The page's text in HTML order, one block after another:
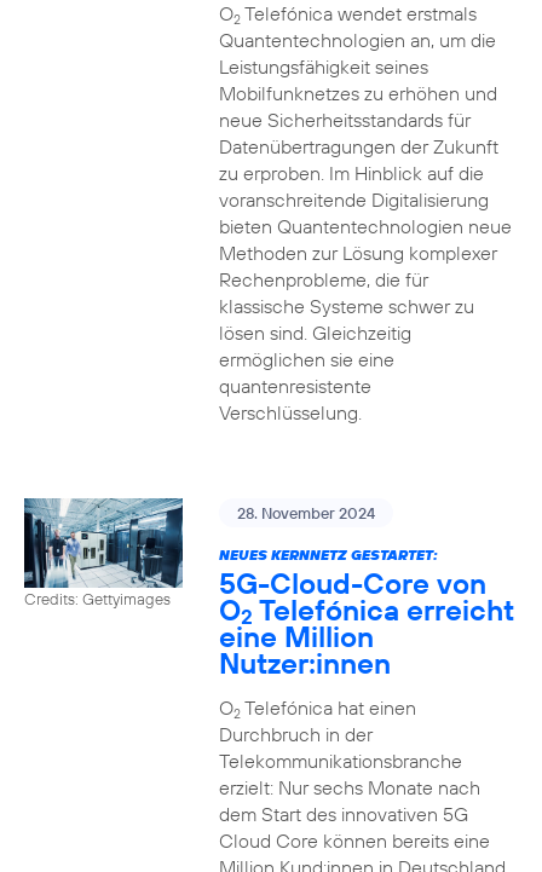
O2Telefónica wendet erstmals
Quantentechnologien an, um die
Leistungsfähigkeit seines
Mobilfunknetzes zu erhöhen und
neue Sicherheitsstandards für
Datenübertragungen der Zukunft
zu erproben. Im Hinblick auf die
voranschreitende Digitalisierung
bieten Quantentechnologien neue
Methoden zur Lösung komplexer
Rechenprobleme, die für
klassische Systeme schwer zu
lösen sind. Gleichzeitig
ermöglichen sie eine
quantenresistente
Verschlüsselung.
Credits: Gettyimages
28. November 2024
NEUES KERNNETZ GESTARTET:
5G-Cloud-Core von
O2 Telefónica erreicht
eine Million
Nutzer:innen
O2Telefónica hat einen
Durchbruch in der
Telekommunikationsbranche
erzielt: Nur sechs Monate nach
dem Start des innovativen 5G
Cloud Core können bereits eine
Million Kund:innen in Deutschland